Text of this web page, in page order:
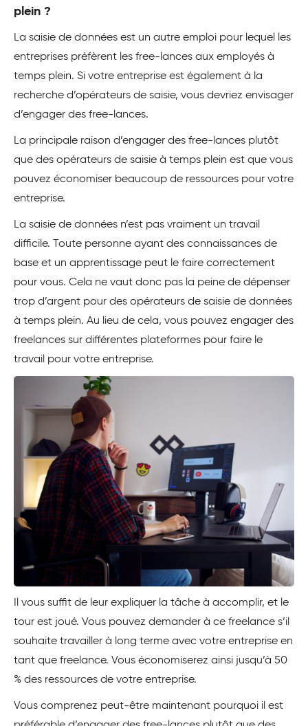
plein ?
La saisie de données est un autre emploi pour lequel les
entreprises préfèrent les free-lances aux employés à
temps plein. Si votre entreprise est également à la
recherche d’opérateurs de saisie, vous devriez envisager
d’engager des free-lances.
La principale raison d’engager des free-lances plutôt
que des opérateurs de saisie à temps plein est que vous
pouvez économiser beaucoup de ressources pour votre
entreprise.
La saisie de données n’est pas vraiment un travail
difficile. Toute personne ayant des connaissances de
base et un apprentissage peut le faire correctement
pour vous. Cela ne vaut donc pas la peine de dépenser
trop d’argent pour des opérateurs de saisie de données
à temps plein. Au lieu de cela, vous pouvez engager des
freelances sur différentes plateformes pour faire le
travail pour votre entreprise.
Il vous suffit de leur expliquer la tâche à accomplir, et le
tour est joué. Vous pouvez demander à ce freelance s’il
souhaite travailler à long terme avec votre entreprise en
tant que freelance. Vous économiserez ainsi jusqu’à 50
% des ressources de votre entreprise.
Vous comprenez peut-être maintenant pourquoi il est